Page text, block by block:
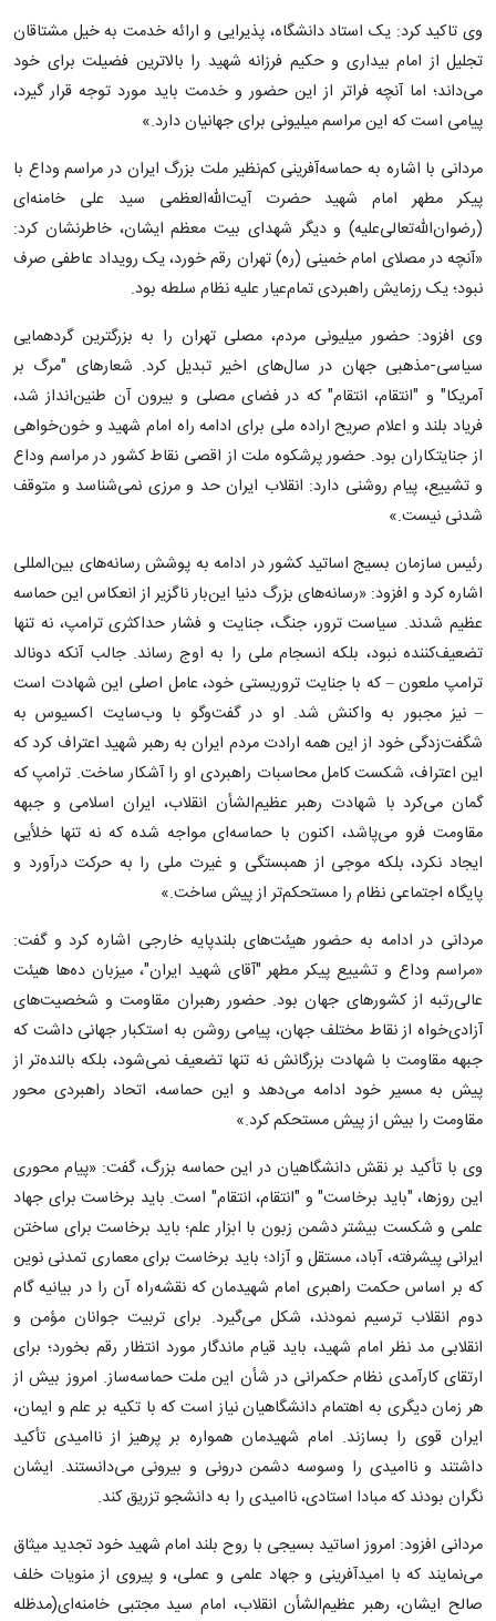
وی تاکید کرد: یک استاد دانشگاه، پذیرایی و ارائه خدمت به خیل مشتاقان
تجلیل از امام بیداری و حکیم فرزانه شهید را بالاترین فضیلت برای خود
می‌داند؛ اما آنچه فراتر از این حضور و خدمت باید مورد توجه قرار گیرد،
پیامی است که این مراسم میلیونی برای جهانیان دارد.»
مردانی با اشاره به حماسه‌آفرینی کم‌نظیر ملت بزرگ ایران در مراسم وداع با
پیکر مطهر امام شهید حضرت آیت‌الله‌العظمی سید علی خامنه‌ای
(رضوان‌الله‌تعالی‌علیه) و دیگر شهدای بیت معظم ایشان، خاطرنشان کرد:
«آنچه در مصلای امام خمینی (ره) تهران رقم خورد، یک رویداد عاطفی صرف
نبود؛ یک رزمایش راهبردی تمام‌عیار علیه نظام سلطه بود.
وی افزود: حضور میلیونی مردم، مصلی تهران را به بزرگترین گردهمایی
سیاسی-مذهبی جهان در سال‌های اخیر تبدیل کرد. شعارهای "مرگ بر
آمریکا" و "انتقام، انتقام" که در فضای مصلی و بیرون آن طنین‌انداز شد،
فریاد بلند و اعلام صریح اراده ملی برای ادامه راه امام شهید و خون‌خواهی
از جنایتکاران بود. حضور پرشکوه ملت از اقصی نقاط کشور در مراسم وداع
و تشییع، پیام روشنی دارد: انقلاب ایران حد و مرزی نمی‌شناسد و متوقف
شدنی نیست.»
رئیس سازمان بسیج اساتید کشور در ادامه به پوشش رسانه‌های بین‌المللی
اشاره کرد و افزود: «رسانه‌های بزرگ دنیا این‌بار ناگزیر از انعکاس این حماسه
عظیم شدند. سیاست ترور، جنگ، جنایت و فشار حداکثری ترامپ، نه تنها
تضعیف‌کننده نبود، بلکه انسجام ملی را به اوج رساند. جالب آنکه دونالد
ترامپ ملعون – که با جنایت تروریستی خود، عامل اصلی این شهادت است
– نیز مجبور به واکنش شد. او در گفت‌وگو با وب‌سایت اکسیوس به
شگفت‌زدگی خود از این همه ارادت مردم ایران به رهبر شهید اعتراف کرد که
این اعتراف، شکست کامل محاسبات راهبردی او را آشکار ساخت. ترامپ که
گمان می‌کرد با شهادت رهبر عظیم‌الشأن انقلاب، ایران اسلامی و جبهه
مقاومت فرو می‌پاشد، اکنون با حماسه‌ای مواجه شده که نه تنها خلأیی
ایجاد نکرد، بلکه موجی از همبستگی و غیرت ملی را به حرکت درآورد و
پایگاه اجتماعی نظام را مستحکم‌تر از پیش ساخت.»
مردانی در ادامه به حضور هیئت‌های بلندپایه خارجی اشاره کرد و گفت:
«مراسم وداع و تشییع پیکر مطهر "آقای شهید ایران"، میزبان ده‌ها هیئت‌
عالی‌رتبه از کشورهای جهان بود. حضور رهبران مقاومت و شخصیت‌های
آزادی‌خواه از نقاط مختلف جهان، پیامی روشن به استکبار جهانی داشت که
جبهه مقاومت با شهادت بزرگانش نه تنها تضعیف نمی‌شود، بلکه بالنده‌تر از
پیش به مسیر خود ادامه می‌دهد و این حماسه، اتحاد راهبردی محور
مقاومت را بیش از پیش مستحکم کرد.»
وی با تأکید بر نقش دانشگاهیان در این حماسه بزرگ، گفت: «پیام محوری
این روزها، "باید برخاست" و "انتقام، انتقام" است. باید برخاست برای جهاد
علمی و شکست بیشتر دشمن زبون با ابزار علم؛ باید برخاست برای ساختن
ایرانی پیشرفته، آباد، مستقل و آزاد؛ باید برخاست برای معماری تمدنی نوین
که بر اساس حکمت راهبری امام شهیدمان که نقشه‌راه آن را در بیانیه گام
دوم انقلاب ترسیم نمودند، شکل می‌گیرد. برای تربیت جوانان مؤمن و
انقلابی مد نظر امام شهید، باید قیام ماندگار مورد انتظار رقم بخورد؛ برای
ارتقای کارآمدی نظام حکمرانی در شأن این ملت حماسه‌ساز. امروز بیش از
هر زمان دیگری به اهتمام دانشگاهیان نیاز است که با تکیه بر علم و ایمان،
ایران قوی را بسازند. امام شهیدمان همواره بر پرهیز از ناامیدی تأکید
داشتند و ناامیدی را وسوسه دشمن درونی و بیرونی می‌دانستند. ایشان
نگران بودند که مبادا استادی، ناامیدی را به دانشجو تزریق کند.
مردانی افزود: امروز اساتید بسیجی با روح بلند امام شهید خود تجدید میثاق
می‌نمایند که با امیدآفرینی و جهاد علمی و عملی، و پیروی از منویات خلف
صالح ایشان، رهبر عظیم‌الشأن انقلاب، امام سید مجتبی خامنه‌ای(مدظله